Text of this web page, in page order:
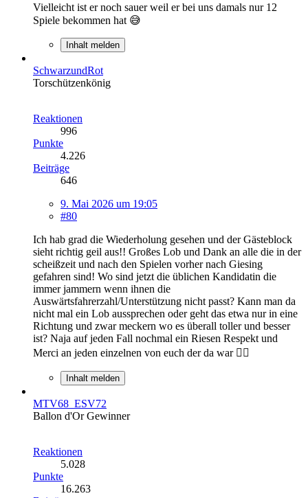
Vielleicht ist er noch sauer weil er bei uns damals nur 12
Spiele bekommen hat 😅
Inhalt melden
SchwarzundRot
Torschützenkönig
Reaktionen
996
Punkte
4.226
Beiträge
646
9. Mai 2026 um 19:05
#80
Ich hab grad die Wiederholung gesehen und der Gästeblock
sieht richtig geil aus!! Großes Lob und Dank an alle die in der
scheißzeit und nach den Spielen vorher nach Giesing
gefahren sind! Wo sind jetzt die üblichen Kandidatin die
immer jammern wenn ihnen die
Auswärtsfahrerzahl/Unterstützung nicht passt? Kann man da
nicht mal ein Lob aussprechen oder geht das etwa nur in eine
Richtung und zwar meckern wo es überall toller und besser
ist? Naja auf jeden Fall nochmal ein Riesen Respekt und
Merci an jeden einzelnen von euch der da war 👍🏼
Inhalt melden
MTV68_ESV72
Ballon d'Or Gewinner
Reaktionen
5.028
Punkte
16.263